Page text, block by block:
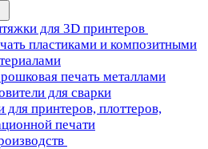
для 3D принтеров
пластиками и композитными
печать металлами
для сварки
принтеров, плоттеров,
печати